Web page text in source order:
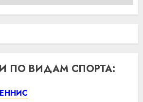
ПО ВИДАМ СПОРТА: